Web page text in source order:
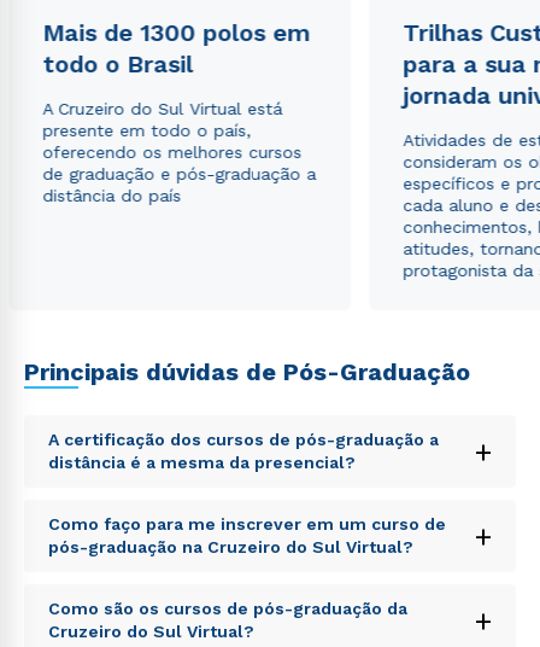
Mais de 1300 polos em
todo o Brasil
A Cruzeiro do Sul Virtual está
presente em todo o país,
oferecendo os melhores cursos
de graduação e pós-graduação a
distância do país
Trilhas
para a sua
jornada
Atividades de
consideram os
específicos e
cada aluno e
conhecimentos,
atitudes,
protagonista da
Principais dúvidas de Pós-Graduação
A certificação dos cursos de pós-graduação a
distância é a mesma da presencial?
+
Sed ut perspiciatis unde omnis iste natus error sit
voluptatem accusantium doloremque laudantium,
totam rem aperiam, eaque ipsa quae ab illo inventore
explicabo. Nemo enim ipsam voluptatem quia
voluptas sit aspernatur aut odit aut fugit, sed quia
Como faço para me inscrever em um curso de
pós-graduação na Cruzeiro do Sul Virtual?
+
Sed ut perspiciatis unde omnis iste natus error sit
voluptatem accusantium doloremque laudantium,
Como são os cursos de pós-graduação da
Cruzeiro do Sul Virtual?
+